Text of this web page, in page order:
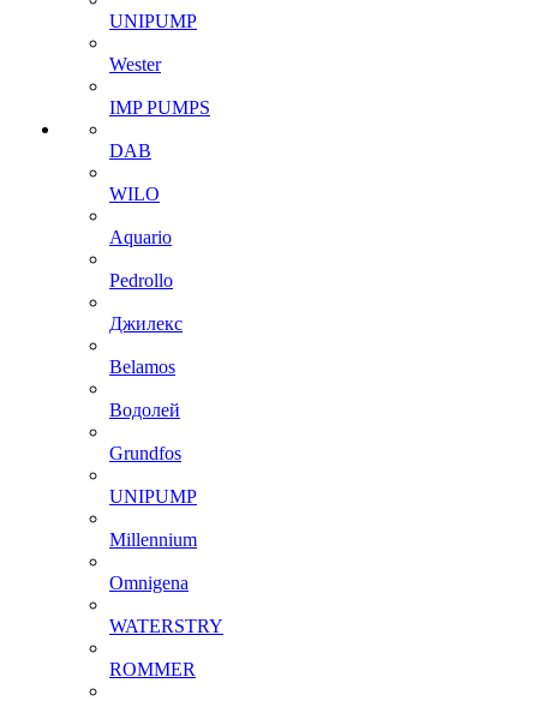
UNIPUMP
Wester
IMP PUMPS
DAB
WILO
Aquario
Pedrollo
Джилекс
Belamos
Водолей
Grundfos
UNIPUMP
Millennium
Omnigena
WATERSTRY
ROMMER